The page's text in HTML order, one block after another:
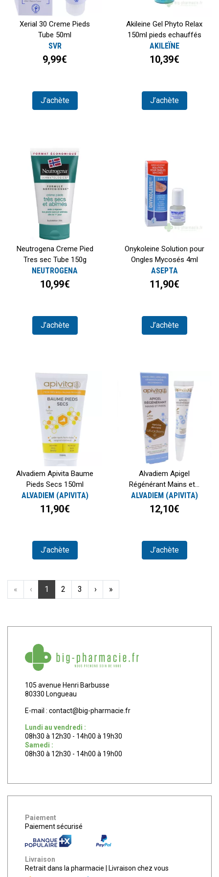
Xerial 30 Creme Pieds
Tube 50ml
SVR
9,99€
J’achète
Akileine Gel Phyto Relax
150ml pieds echauffés
AKILEÏNE
10,39€
J’achète
Neutrogena Creme Pied
Tres sec Tube 150g
NEUTROGENA
10,99€
J’achète
Onykoleine Solution pour
Ongles Mycosés 4ml
ASEPTA
11,90€
J’achète
Alvadiem Apivita Baume
Pieds Secs 150ml
ALVADIEM (APIVITA)
11,90€
J’achète
Alvadiem Apigel
Régénérant Mains et...
ALVADIEM (APIVITA)
12,10€
J’achète
« ‹ 1 2 3 › »
105 avenue Henri Barbusse
80330 Longueau
E-mail : contact@big-pharmacie.fr
Lundi au vendredi :
08h30 à 12h30 - 14h00 à 19h30
Samedi :
08h30 à 12h30 - 14h00 à 19h00
Paiement
Paiement sécurisé
Livraison
Retrait dans la pharmacie
Livraison chez vous